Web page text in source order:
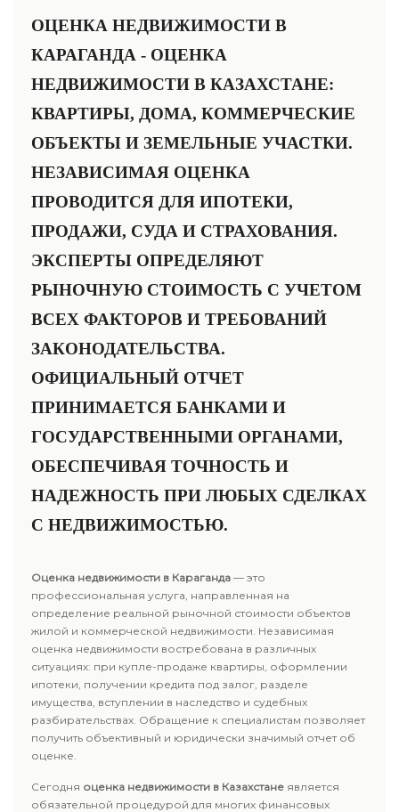
ОЦЕНКА НЕДВИЖИМОСТИ В
КАРАГАНДА - ОЦЕНКА
НЕДВИЖИМОСТИ В КАЗАХСТАНЕ:
КВАРТИРЫ, ДОМА, КОММЕРЧЕСКИЕ
ОБЪЕКТЫ И ЗЕМЕЛЬНЫЕ УЧАСТКИ.
НЕЗАВИСИМАЯ ОЦЕНКА
ПРОВОДИТСЯ ДЛЯ ИПОТЕКИ,
ПРОДАЖИ, СУДА И СТРАХОВАНИЯ.
ЭКСПЕРТЫ ОПРЕДЕЛЯЮТ
РЫНОЧНУЮ СТОИМОСТЬ С УЧЕТОМ
ВСЕХ ФАКТОРОВ И ТРЕБОВАНИЙ
ЗАКОНОДАТЕЛЬСТВА.
ОФИЦИАЛЬНЫЙ ОТЧЕТ
ПРИНИМАЕТСЯ БАНКАМИ И
ГОСУДАРСТВЕННЫМИ ОРГАНАМИ,
ОБЕСПЕЧИВАЯ ТОЧНОСТЬ И
НАДЕЖНОСТЬ ПРИ ЛЮБЫХ СДЕЛКАХ
С НЕДВИЖИМОСТЬЮ.
Оценка недвижимости в Караганда — это
профессиональная услуга, направленная на
определение реальной рыночной стоимости объектов
жилой и коммерческой недвижимости. Независимая
оценка недвижимости востребована в различных
ситуациях: при купле-продаже квартиры, оформлении
ипотеки, получении кредита под залог, разделе
имущества, вступлении в наследство и судебных
разбирательствах. Обращение к специалистам позволяет
получить объективный и юридически значимый отчет об
оценке.
Сегодня оценка недвижимости в Казахстане является
обязательной процедурой для многих финансовых